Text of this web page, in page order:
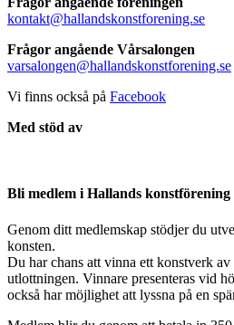
kontakt@hallandskonstforening.se
Frågor angående Vårsalongen
varsalongen@hallandskonstforening.se
Vi finns också på Facebook
Med stöd av
Bli medlem i Hallands konstförening
Genom ditt medlemskap stödjer du
konsten.
Du har chans att vinna ett konstverk
utlottningen. Vinnare presenteras vid
också har möjlighet att lyssna på en